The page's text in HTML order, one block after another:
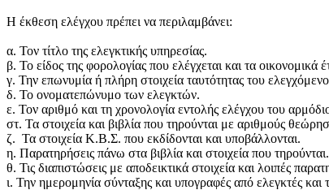
Η έκθεση ελέγχου πρέπει να περιλαμβάνει:
α. Τον τίτλο της ελεγκτικής υπηρεσίας.
β. Το είδος της φορολογίας που ελέγχεται και τα οικονομικά
γ. Την επωνυμία ή πλήρη στοιχεία ταυτότητας του
δ. Το ονοματεπώνυμο των ελεγκτών.
ε. Τον αριθμό και τη χρονολογία εντολής ελέγχου του
στ. Τα στοιχεία και βιβλία που τηρούνται με αριθμούς
ζ. Τα στοιχεία Κ.Β.Σ. που εκδίδονται και υποβάλλονται.
η. Παρατηρήσεις πάνω στα βιβλία και στοιχεία που τηρούνται.
θ. Τις διαπιστώσεις με αποδεικτικά στοιχεία και λοιπές
ι. Την ημερομηνία σύνταξης και υπογραφές από ελεγκτές και